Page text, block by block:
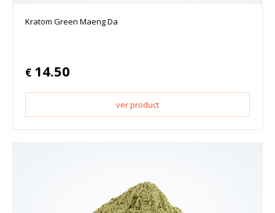
Kratom Green Maeng Da
€ 14.50
ver product